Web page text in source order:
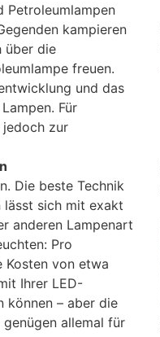
Petroleumlampen
kampieren
über die
freuen.
und das
Für
jedoch zur
Die beste Technik
sich mit exakt
anderen Lampenart
Pro
Kosten von etwa
Ihrer LED-
können – aber die
allemal für